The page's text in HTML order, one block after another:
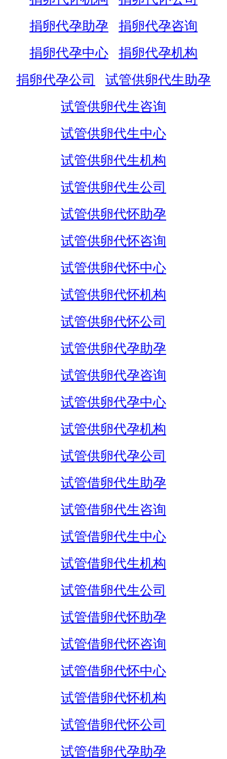
捐卵代孕助孕
捐卵代孕咨询
捐卵代孕中心
捐卵代孕机构
捐卵代孕公司
试管供卵代生助孕
试管供卵代生咨询
试管供卵代生中心
试管供卵代生机构
试管供卵代生公司
试管供卵代怀助孕
试管供卵代怀咨询
试管供卵代怀中心
试管供卵代怀机构
试管供卵代怀公司
试管供卵代孕助孕
试管供卵代孕咨询
试管供卵代孕中心
试管供卵代孕机构
试管供卵代孕公司
试管借卵代生助孕
试管借卵代生咨询
试管借卵代生中心
试管借卵代生机构
试管借卵代生公司
试管借卵代怀助孕
试管借卵代怀咨询
试管借卵代怀中心
试管借卵代怀机构
试管借卵代怀公司
试管借卵代孕助孕